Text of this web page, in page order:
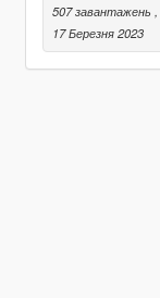
507 завантажень
17 Березня 2023